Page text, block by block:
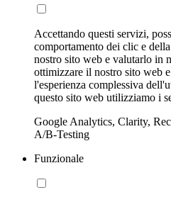
Accettando questi servizi,
comportamento dei clic e
nostro sito web e valutarlo in
ottimizzare il nostro sito web
l'esperienza complessiva
questo sito web utilizziamo i
Google Analytics, Clarity,
A/B-Testing
Funzionale